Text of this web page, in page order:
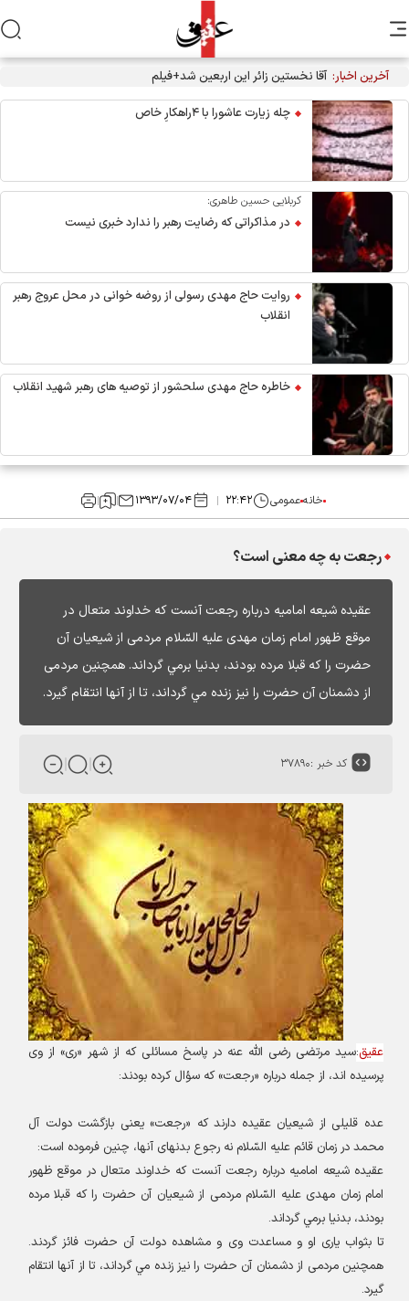
آخرین اخبار: آقا نخستین زائر این اربعین شد+فیلم
چله زیارت عاشورا با ۴راهکارِ خاص
کربلایی حسین طاهری:
در مذاکراتی که رضایت رهبر را ندارد خبری نیست
روایت حاج مهدی رسولی از روضه خوانی در محل عروج رهبر
انقلاب
خاطره حاج مهدی سلحشور از توصیه های رهبر شهید انقلاب
خانهعمومی ۲۲:۴۲ ۱۳۹۳/۰۷/۰۴
رجعت به چه معنی است؟
عقيده شيعه اماميه درباره رجعت آنست كه خداوند متعال در
موقع ظهور امام زمان مهدى عليه السّلام مردمى از شيعيان آن
حضرت را كه قبلا مرده بودند، بدنيا برمي گرداند. همچنين مردمى
از دشمنان آن حضرت را نيز زنده مي گرداند، تا از آنها انتقام گيرد.
کد خبر :۳۷۸۹۰
عقیق:سيد مرتضى رضى اللَّه عنه در پاسخ مسائلى كه از شهر «رى» از وى
پرسيده ‏اند، از جمله درباره «رجعت» كه سؤال كرده بودند:
عده قليلى از شيعيان عقيده دارند كه «رجعت» يعنى بازگشت دولت آل
محمد در زمان قائم عليه السّلام نه رجوع بدنهاى آنها، چنين فرموده است:
عقيده شيعه اماميه درباره رجعت آنست كه خداوند متعال در موقع ظهور
امام زمان مهدى عليه السّلام مردمى از شيعيان آن حضرت را كه قبلا مرده
بودند، بدنيا برمي گرداند.
تا بثواب يارى او و مساعدت وى و مشاهده دولت آن حضرت فائز گردند.
همچنين مردمى از دشمنان آن حضرت را نيز زنده مي گرداند، تا از آنها انتقام
گيرد.